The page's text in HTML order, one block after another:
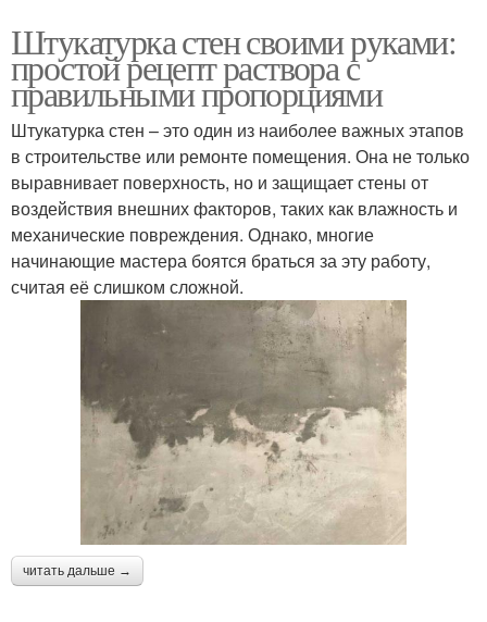
Штукатурка стен своими руками:
простой рецепт раствора с
правильными пропорциями
Штукатурка стен – это один из наиболее важных этапов
в строительстве или ремонте помещения. Она не только
выравнивает поверхность, но и защищает стены от
воздействия внешних факторов, таких как влажность и
механические повреждения. Однако, многие
начинающие мастера боятся браться за эту работу,
считая её слишком сложной.
читать дальше →